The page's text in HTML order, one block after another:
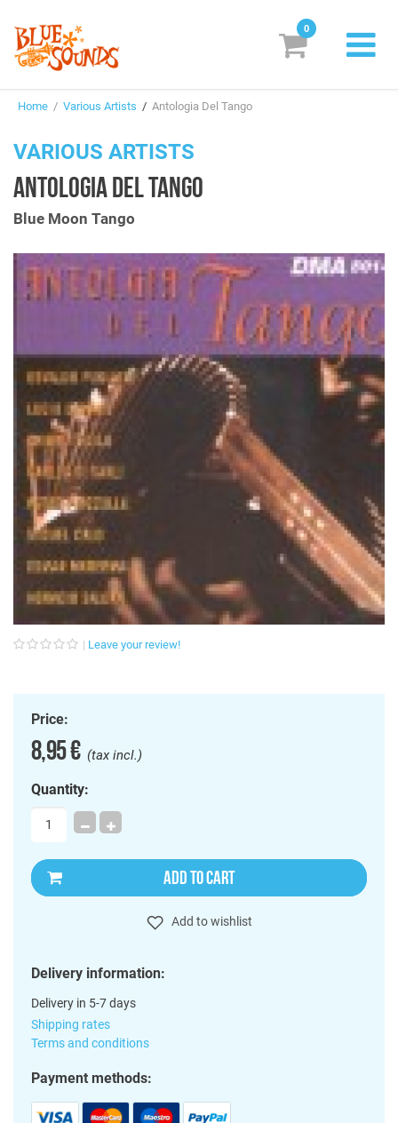
Suggestions
Genres & Styles
Box Sets
Search
Login/Register Subscribe!
0
Home / Various Artists / Antologia Del Tango
VARIOUS ARTISTS
ANTOLOGIA DEL TANGO
Blue Moon Tango
Leave your review!
Price:
8,95 €(tax incl.)
Quantity:
ADD TO CART
Add to wishlist
Delivery information:
Delivery in 5-7 days
Shipping rates
Terms and conditions
Payment methods: